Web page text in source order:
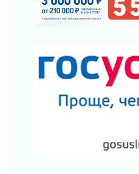
Ленобласть
десантных войск
02 августа 2026
Ленобласть отметила
регионом и страной
02 августа 2026
ПСК через Гослуслуги